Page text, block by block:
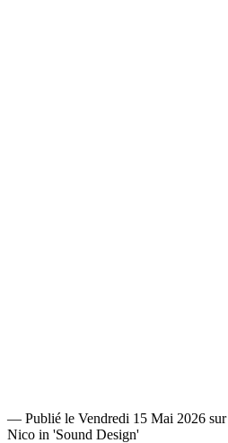
— Publié le Vendredi 15 Mai 2026 sur
Nico in 'Sound Design'